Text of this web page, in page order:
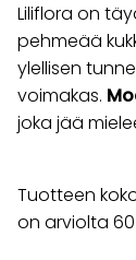
Liliflora on
pehmeää
ylellisen
voimakas.
joka jää
Tuotteen
on arviolta 60